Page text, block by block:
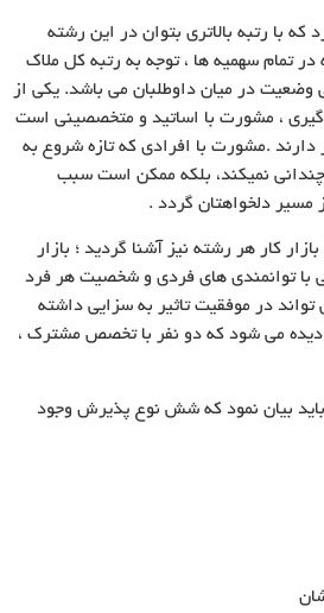
با رتبه بالاترى بتوان در این رشته
تمام سهمیه ها ، توجه به رتبه کل ملاک
وضعیت در میان داوطلبان مى باشد. یکى از
، مشورت با اساتید و متخصصینى است
.مشورت با افرادى که تازه شروع به
چندانى نمیکند، بلکه ممکن است سبب
دلخواهتان گردد .
کار هر رشته نیز آشنا گردید ؛ بازار
با توانمندى هاى فردى و شخصیت هر فرد
تواند در موفقیت تاثیر به سزایى داشته
دیده مى شود که دو نفر با تخصص مشترک ،
باید بیان نمود که شش نوع پذیرش وجود